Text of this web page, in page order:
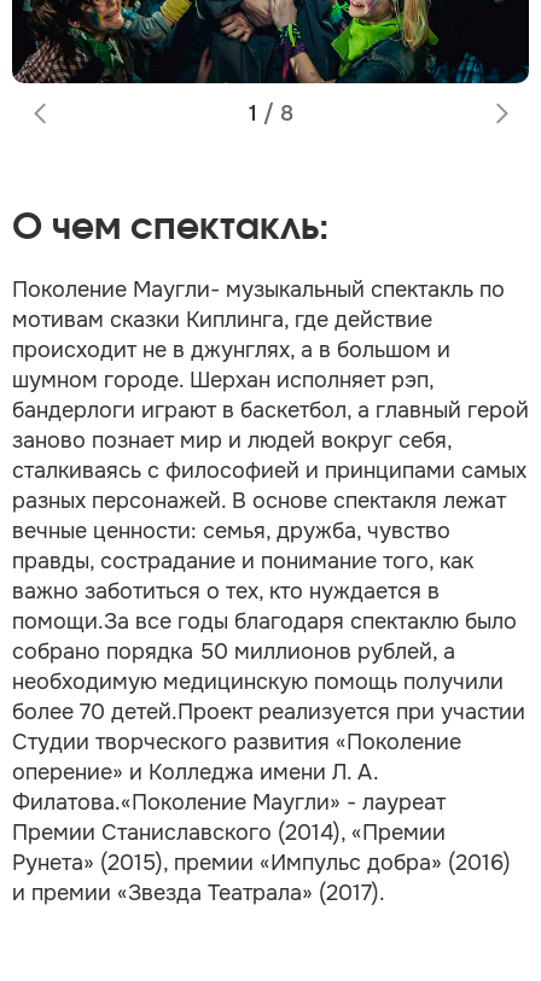
1 / 8
О чем спектакль:
Поколение Маугли- музыкальный спектакль по
мотивам сказки Киплинга, где действие
происходит не в джунглях, а в большом и
шумном городе. Шерхан исполняет рэп,
бандерлоги играют в баскетбол, а главный герой
заново познает мир и людей вокруг себя,
сталкиваясь с философией и принципами самых
разных персонажей. В основе спектакля лежат
вечные ценности: семья, дружба, чувство
правды, сострадание и понимание того, как
важно заботиться о тех, кто нуждается в
помощи.За все годы благодаря спектаклю было
собрано порядка 50 миллионов рублей, а
необходимую медицинскую помощь получили
более 70 детей.Проект реализуется при участии
Студии творческого развития «Поколение
оперение» и Колледжа имени Л. А.
Филатова.«Поколение Маугли» - лауреат
Премии Станиславского (2014), «Премии
Рунета» (2015), премии «Импульс добра» (2016)
и премии «Звезда Театрала» (2017).